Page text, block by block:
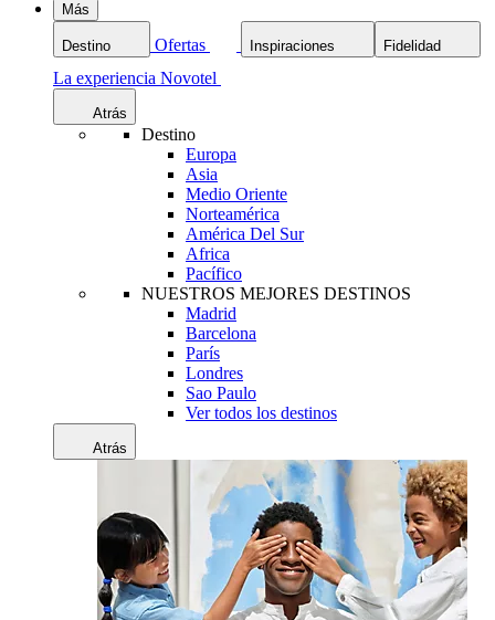
Más
Destino Ofertas Inspiraciones Fidelidad
La experiencia Novotel
Atrás
Destino
Europa
Asia
Medio Oriente
Norteamérica
América Del Sur
Africa
Pacífico
NUESTROS MEJORES DESTINOS
Madrid
Barcelona
París
Londres
Sao Paulo
Ver todos los destinos
Atrás